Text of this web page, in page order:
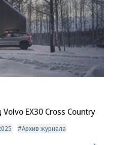
EX30 Cross Country
Архив журнала